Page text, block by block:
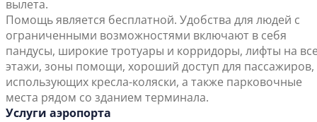
вылета.
Помощь является бесплатной. Удобства для людей с
ограниченными возможностями включают в себя
пандусы, широкие тротуары и корридоры, лифты на
этажи, зоны помощи, хороший доступ для пассажиров,
использующих кресла-коляски, а также парковочные
места рядом со зданием терминала.
Услуги аэропорта